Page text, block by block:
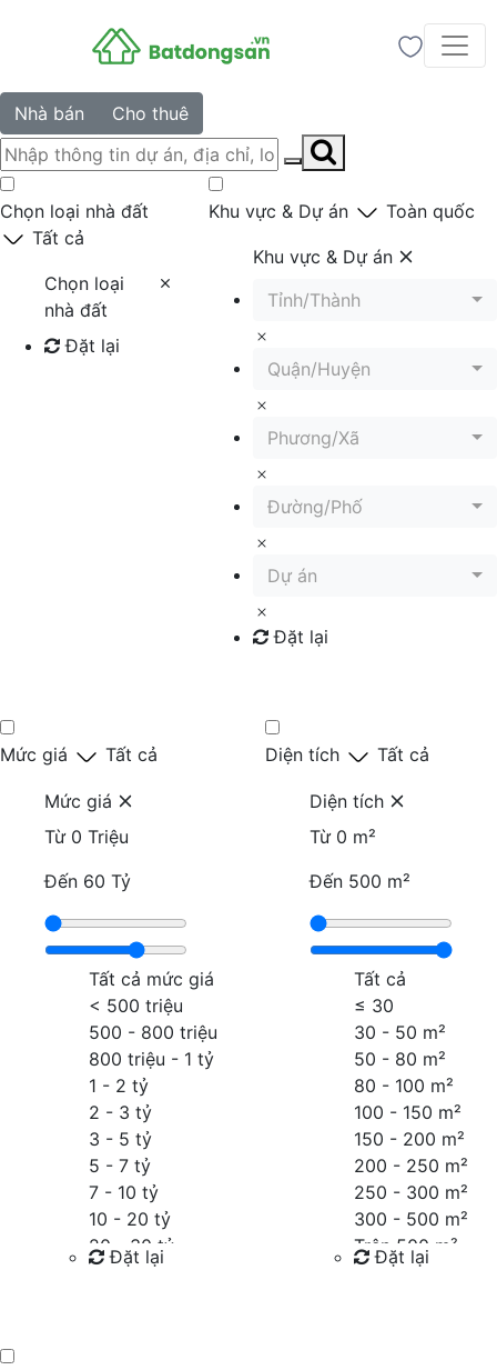
Nhà bán Cho thuê
Chọn loại nhà đất
Tất cả
Chọn loại
nhà đất
Đặt lại
Khu vực & Dự án Toàn quốc
Khu vực & Dự án
Tỉnh/Thành
Quận/Huyện
Phương/Xã
Đường/Phố
Dự án
Đặt lại
Mức giá Tất cả
Mức giá
Từ 0 Triệu
Đến 60 Tỷ
Tất cả mức giá
< 500 triệu
500 - 800 triệu
800 triệu - 1 tỷ
1 - 2 tỷ
2 - 3 tỷ
3 - 5 tỷ
5 - 7 tỷ
7 - 10 tỷ
10 - 20 tỷ
20 - 30 tỷ
30 - 40 tỷ
Đặt lại
Diện tích Tất cả
Diện tích
Từ 0 m²
Đến 500 m²
Tất cả
≤ 30
30 - 50 m²
50 - 80 m²
80 - 100 m²
100 - 150 m²
150 - 200 m²
200 - 250 m²
250 - 300 m²
300 - 500 m²
Trên 500 m²
Đặt lại